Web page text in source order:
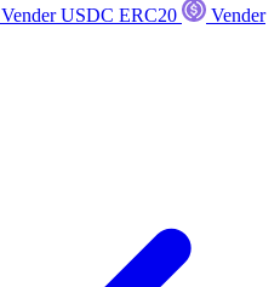
Vender USDC ERC20
Vender